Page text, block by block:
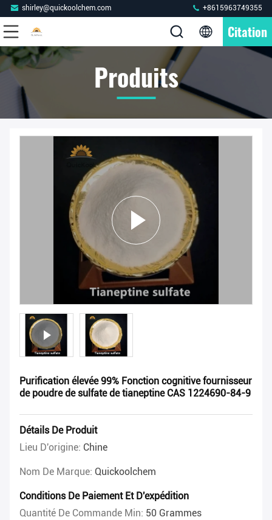
shirley@quickoolchem.com +8615963749355
Citation
Produits
Purification élevée 99% Fonction cognitive fournisseur
de poudre de sulfate de tianeptine CAS 1224690-84-9
Détails De Produit
Lieu D'origine: Chine
Nom De Marque: Quickoolchem
Conditions De Paiement Et D'expédition
Quantité De Commande Min: 50 Grammes